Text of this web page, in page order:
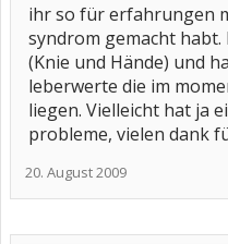
ihr so für erfahrungen
syndrom gemacht
(Knie und Hände) und
leberwerte die im
liegen. Vielleicht hat ja
probleme, vielen dank
20. August 2009